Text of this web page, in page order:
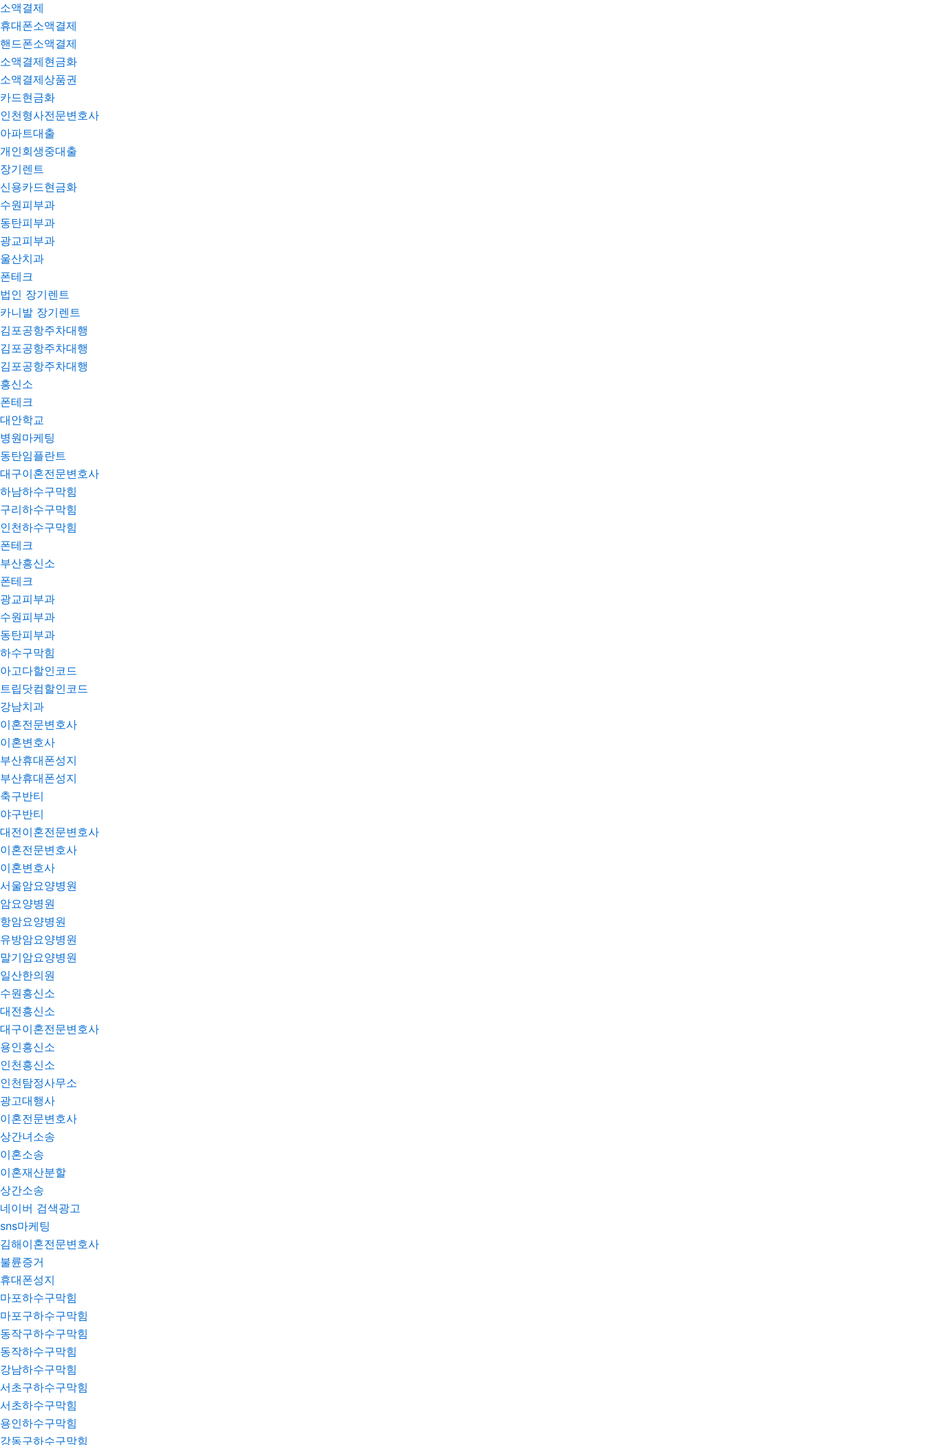
소액결제
휴대폰소액결제
핸드폰소액결제
소액결제현금화
소액결제상품권
카드현금화
인천형사전문변호사
아파트대출
개인회생중대출
장기렌트
신용카드현금화
수원피부과
동탄피부과
광교피부과
울산치과
폰테크
법인 장기렌트
카니발 장기렌트
김포공항주차대행
김포공항주차대행
김포공항주차대행
흥신소
폰테크
대안학교
병원마케팅
동탄임플란트
대구이혼전문변호사
하남하수구막힘
구리하수구막힘
인천하수구막힘
폰테크
부산흥신소
폰테크
광교피부과
수원피부과
동탄피부과
하수구막힘
아고다할인코드
트립닷컴할인코드
강남치과
이혼전문변호사
이혼변호사
부산휴대폰성지
부산휴대폰성지
축구반티
야구반티
대전이혼전문변호사
이혼전문변호사
이혼변호사
서울암요양병원
암요양병원
항암요양병원
유방암요양병원
말기암요양병원
일산한의원
수원흥신소
대전흥신소
대구이혼전문변호사
용인흥신소
인천흥신소
인천탐정사무소
광고대행사
이혼전문변호사
상간녀소송
이혼소송
이혼재산분할
상간소송
네이버 검색광고
sns마케팅
김해이혼전문변호사
불륜증거
휴대폰성지
마포하수구막힘
마포구하수구막힘
동작구하수구막힘
동작하수구막힘
강남하수구막힘
서초구하수구막힘
서초하수구막힘
용인하수구막힘
강동구하수구막힘